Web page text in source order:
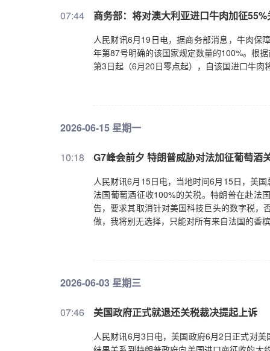
07:44 商务部：将对澳大利亚进口牛肉加征55%
人民财讯6月19日电，据商务部消息，牛肉保
年第87号明确的该国家规定数量的100%。根
第3日起（6月20日零点起），自该国进口牛
2026-06-15 星期一
10:18 G7峰会前夕 特朗普威胁对法加征葡萄酒
人民财讯6月15日电，当地时间6月15日，美
法国葡萄酒征收100%的关税。特朗普在赴法
告，要求其取消针对美国科技巨头的数字税，
做，我将别无选择，只能对所有来自法国的香
2026-06-03 星期三
07:46 美国政府正式就退还关税裁决提起上诉
人民财讯6月3日电，美国政府6月2日正式对